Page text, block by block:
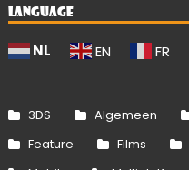
LANGUAGE
NL EN FR
3DS Algemeen
Feature
Films